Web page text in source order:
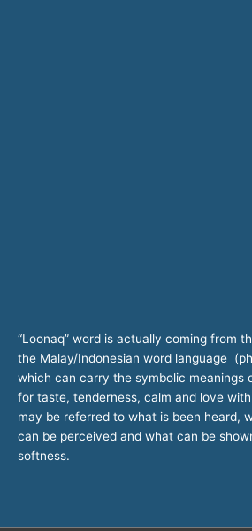
“Loonaq” word is actually coming from
the Malay/Indonesian word language
which can carry the symbolic meanings
for taste, tenderness, calm and love
may be referred to what is been heard,
can be perceived and what can be
softness.